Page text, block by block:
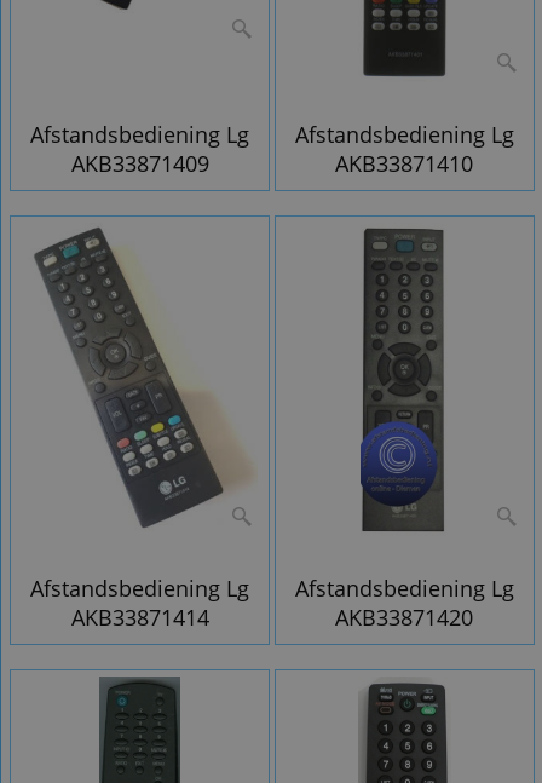
Afstandsbediening Lg
AKB33871409
Afstandsbediening Lg
AKB33871410
Afstandsbediening Lg
AKB33871414
Afstandsbediening Lg
AKB33871420